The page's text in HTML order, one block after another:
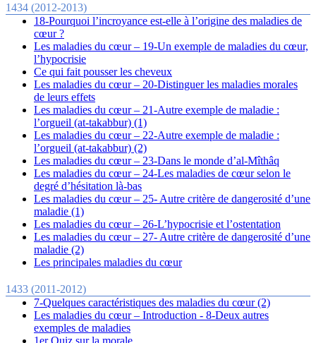
1434 (2012-2013)
18-Pourquoi l’incroyance est-elle à l’origine des maladies de
cœur ?
Les maladies du cœur – 19-Un exemple de maladies du cœur,
l’hypocrisie
Ce qui fait pousser les cheveux
Les maladies du cœur – 20-Distinguer les maladies morales
de leurs effets
Les maladies du cœur – 21-Autre exemple de maladie :
l’orgueil (at-takabbur) (1)
Les maladies du cœur – 22-Autre exemple de maladie :
l’orgueil (at-takabbur) (2)
Les maladies du cœur – 23-Dans le monde d’al-Mîthâq
Les maladies du cœur – 24-Les maladies de cœur selon le
degré d’hésitation là-bas
Les maladies du cœur – 25- Autre critère de dangerosité d’une
maladie (1)
Les maladies du cœur – 26-L’hypocrisie et l’ostentation
Les maladies du cœur – 27- Autre critère de dangerosité d’une
maladie (2)
Les principales maladies du cœur
1433 (2011-2012)
7-Quelques caractéristiques des maladies du cœur (2)
Les maladies du cœur – Introduction - 8-Deux autres
exemples de maladies
1er Quiz sur la morale